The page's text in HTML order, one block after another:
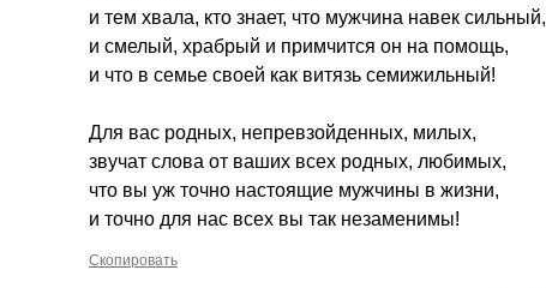
и тем хвала, кто знает, что мужчина навек сильный,
и смелый, храбрый и примчится он на помощь,
и что в семье своей как витязь семижильный!
Для вас родных, непревзойденных, милых,
звучат слова от ваших всех родных, любимых,
что вы уж точно настоящие мужчины в жизни,
и точно для нас всех вы так незаменимы!
Скопировать